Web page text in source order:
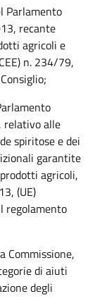
Parlamento
recante
agricoli e
n. 234/79,
relativo alle
spiritose e dei
garantite
agricoli,
(UE)
regolamento
Commissione,
di aiuti
degli